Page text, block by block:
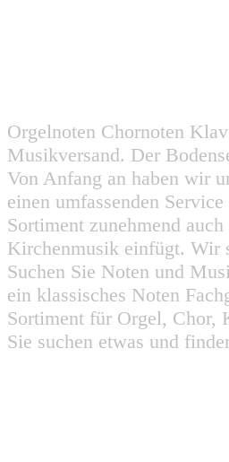
Orgelnoten Chornoten
Musikversand. Der
Von Anfang an haben wir
einen umfassenden
Sortiment zunehmend
Kirchenmusik einfügt. Wir
Suchen Sie Noten und
ein klassisches Noten
Sortiment für Orgel, Chor,
Sie suchen etwas und